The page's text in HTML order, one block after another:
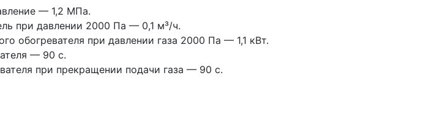
— 1,2 МПа.
при давлении 2000 Па — 0,1 м³/ч.
обогревателя при давлении газа 2000 Па — 1,1 кВт.
— 90 с.
при прекращении подачи газа — 90 с.